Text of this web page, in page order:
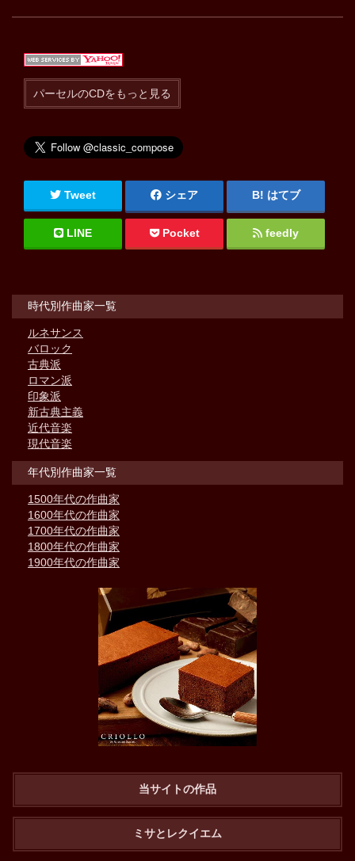
パーセルのCDをもっと見る
Tweet シェア はてブ
LINE Pocket feedly
時代別作曲家一覧
ルネサンス
バロック
古典派
ロマン派
印象派
新古典主義
近代音楽
現代音楽
年代別作曲家一覧
1500年代の作曲家
1600年代の作曲家
1700年代の作曲家
1800年代の作曲家
1900年代の作曲家
当サイトの作品
ミサとレクイエム